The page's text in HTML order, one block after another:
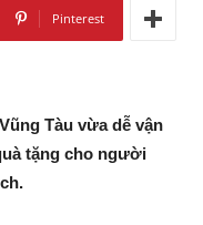
Pinterest
Tàu vừa dễ vận
tặng cho người